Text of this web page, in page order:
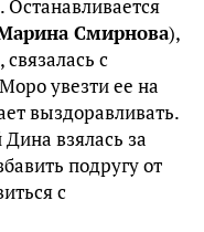
Останавливается
Смирнова),
с
увезти ее на
выздоравливать.
взялась за
подругу от
с